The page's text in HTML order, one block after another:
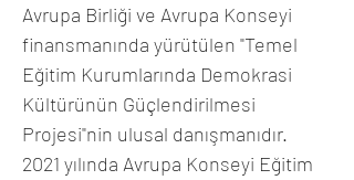
Avrupa Birliği ve Avrupa Konseyi
finansmanında yürütülen "Temel
Eğitim Kurumlarında Demokrasi
Kültürünün Güçlendirilmesi
Projesi"nin ulusal danışmanıdır.
2021 yılında Avrupa Konseyi Eğitim